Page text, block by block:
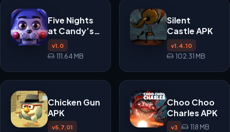
Five Nights
at Candy’s
APK
v1.0
111.64 MB
Silent
Castle APK
v1.4.10
102.31 MB
Chicken Gun
APK
v5.7.01
Choo Choo
Charles APK
v3 118 MB